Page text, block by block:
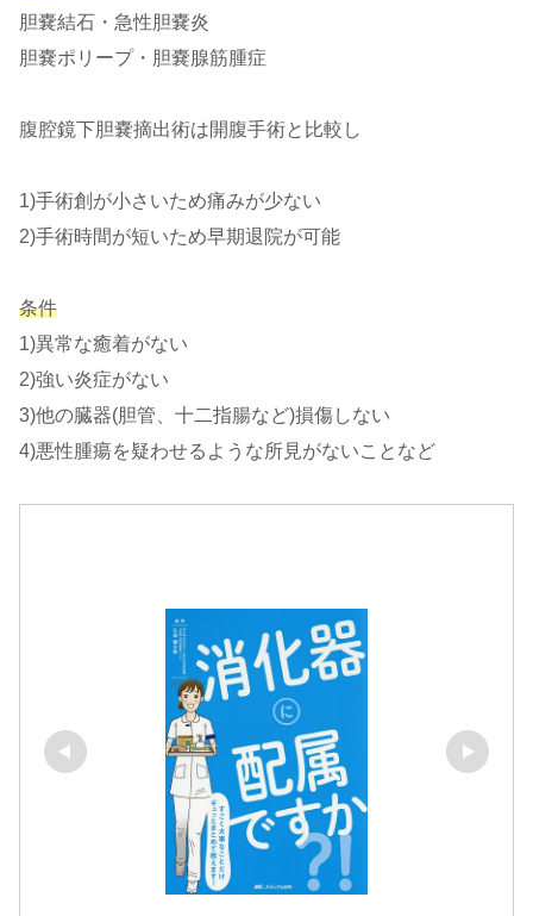
胆嚢結石・急性胆嚢炎
胆嚢ポリープ・胆嚢腺筋腫症
腹腔鏡下胆嚢摘出術は開腹手術と比較し
1)手術創が小さいため痛みが少ない
2)手術時間が短いため早期退院が可能
条件
1)異常な癒着がない
2)強い炎症がない
3)他の臓器(胆管、十二指腸など)損傷しない
4)悪性腫瘍を疑わせるような所見がないことなど